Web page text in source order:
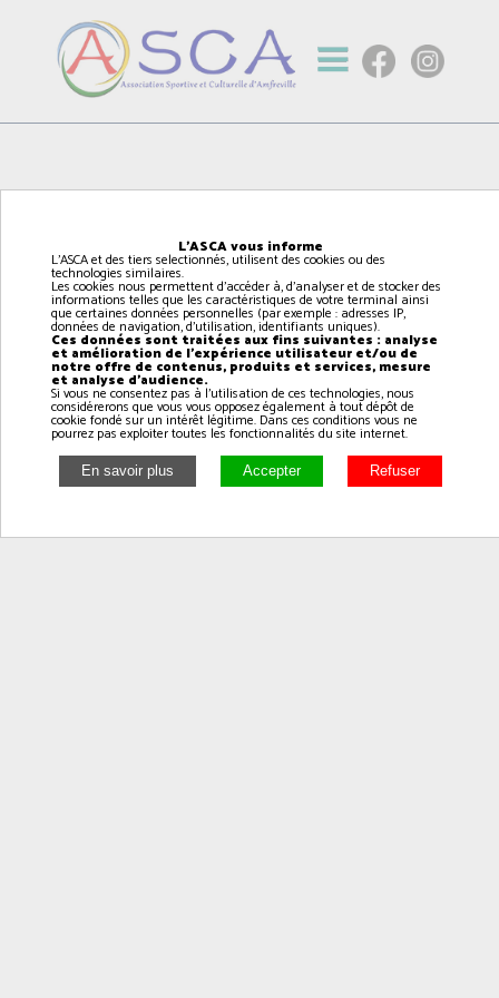
L'ASCA vous informe
L'ASCA et des tiers selectionnés, utilisent des cookies ou des
technologies similaires.
Les cookies nous permettent d'accéder à, d'analyser et de stocker des
informations telles que les caractéristiques de votre terminal ainsi
que certaines données personnelles (par exemple : adresses IP,
données de navigation, d'utilisation, identifiants uniques).
Ces données sont traitées aux fins suivantes : analyse
et amélioration de l'expérience utilisateur et/ou de
notre offre de contenus, produits et services, mesure
et analyse d'audience.
Si vous ne consentez pas à l'utilisation de ces technologies, nous
considérerons que vous vous opposez également à tout dépôt de
cookie fondé sur un intérêt légitime. Dans ces conditions vous ne
pourrez pas exploiter toutes les fonctionnalités du site internet.